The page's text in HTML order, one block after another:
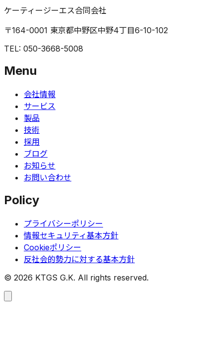
ケーティージーエス合同会社
〒164-0001 東京都中野区中野4丁目6-10-102
TEL: 050-3668-5008
Menu
会社情報
サービス
製品
技術
採用
ブログ
お知らせ
お問い合わせ
Policy
プライバシーポリシー
情報セキュリティ基本方針
Cookieポリシー
反社会的勢力に対する基本方針
© 2026 KTGS G.K. All rights reserved.